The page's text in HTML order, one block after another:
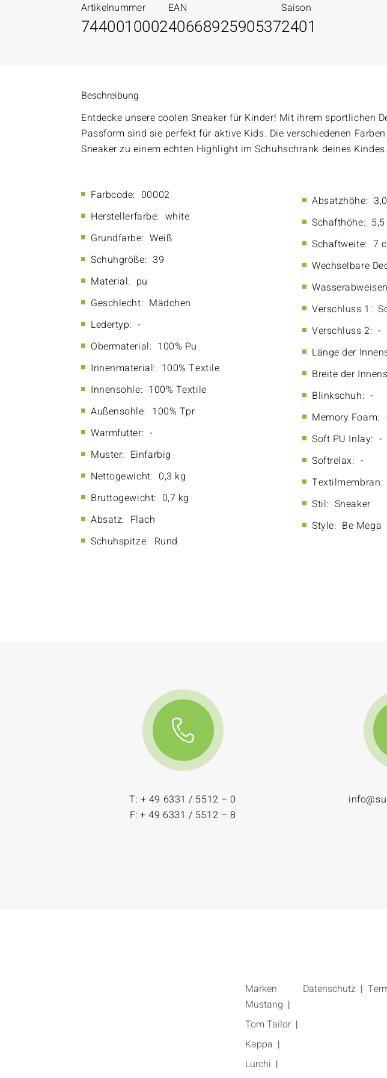
Artikelnummer
7440010002
EAN
4066892590537
Saison
2401
Beschreibung
Entdecke unsere coolen Sneaker für Kinder! Mit ihrem sportlichen
Passform sind sie perfekt für aktive Kids. Die verschiedenen
Sneaker zu einem echten Highlight im Schuhschrank deines Kindes.
Farbcode: 00002
Herstellerfarbe: white
Grundfarbe: Weiß
Schuhgröße: 39
Material: pu
Geschlecht: Mädchen
Ledertyp: -
Obermaterial: 100% Pu
Innenmaterial: 100% Textile
Innensohle: 100% Textile
Außensohle: 100% Tpr
Warmfutter: -
Muster: Einfarbig
Nettogewicht: 0,3 kg
Bruttogewicht: 0,7 kg
Absatz: Flach
Schuhspitze: Rund
Absatzhöhe:
Schafthöhe:
Schaftweite: 7
Wechselbare
Verschluss 1:
Verschluss 2: -
Länge der
Breite der
Blinkschuh: -
Memory Foam:
Soft PU Inlay: -
Softrelax: -
Textilmembran:
Stil: Sneaker
Style: Be Mega
T: + 49 6331 / 5512 – 0
F: + 49 6331 / 5512 – 8
Marken
Mustang
Tom Tailor
Kappa
Lurchi
Datenschutz